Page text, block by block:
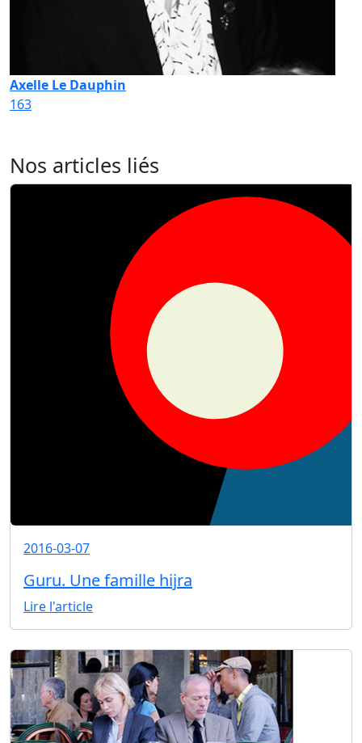
Axelle Le Dauphin
163
Nos articles liés
2016-03-07
Guru. Une famille hijra
Lire l'article